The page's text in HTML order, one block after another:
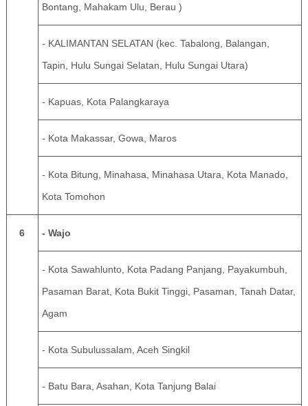
Bontang, Mahakam Ulu, Berau )
- KALIMANTAN SELATAN (kec. Tabalong, Balangan,
Tapin, Hulu Sungai Selatan, Hulu Sungai Utara)
- Kapuas, Kota Palangkaraya
- Kota Makassar, Gowa, Maros
- Kota Bitung, Minahasa, Minahasa Utara, Kota Manado,
Kota Tomohon
6 - Wajo
- Kota Sawahlunto, Kota Padang Panjang, Payakumbuh,
Pasaman Barat, Kota Bukit Tinggi, Pasaman, Tanah Datar,
Agam
- Kota Subulussalam, Aceh Singkil
- Batu Bara, Asahan, Kota Tanjung Balai